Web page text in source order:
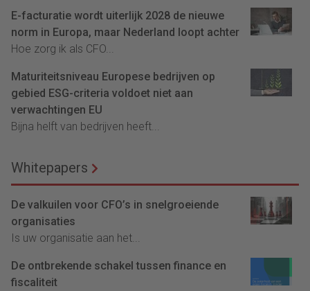
E-facturatie wordt uiterlijk 2028 de nieuwe
norm in Europa, maar Nederland loopt achter
Hoe zorg ik als CFO...
Maturiteitsniveau Europese bedrijven op
gebied ESG-criteria voldoet niet aan
verwachtingen EU
Bijna helft van bedrijven heeft...
Whitepapers
De valkuilen voor CFO’s in snelgroeiende
organisaties
Is uw organisatie aan het...
De ontbrekende schakel tussen finance en
fiscaliteit